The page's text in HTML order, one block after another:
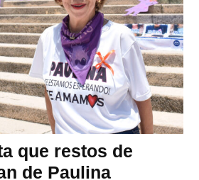
que restos de
de Paulina